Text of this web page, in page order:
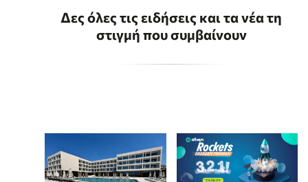
Δες όλες τις ειδήσεις και τα νέα τη
στιγμή που συμβαίνουν